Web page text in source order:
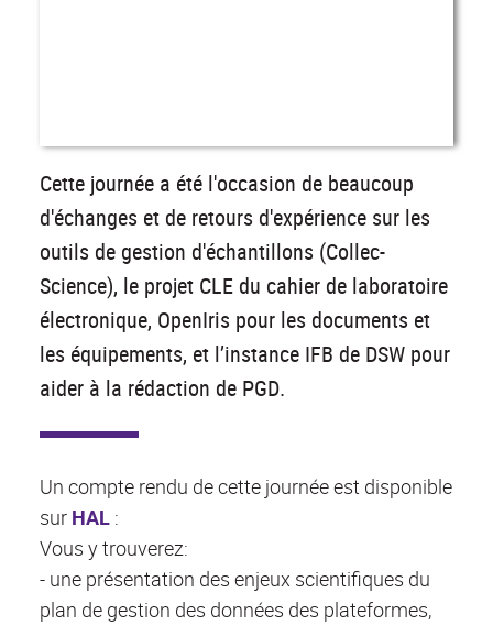
Cette journée a été l'occasion de beaucoup
d'échanges et de retours d'expérience sur les
outils de gestion d'échantillons (Collec-
Science), le projet CLE du cahier de laboratoire
électronique, OpenIris pour les documents et
les équipements, et l’instance IFB de DSW pour
aider à la rédaction de PGD.
Un compte rendu de cette journée est disponible
sur HAL :
Vous y trouverez:
- une présentation des enjeux scientifiques du
plan de gestion des données des plateformes,